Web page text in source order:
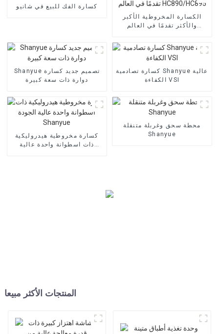
كسارة الفك للبيع في شانيو
الكسارة المخروطية الأكبر
والأكثر تقدمًا في العالم
Shanyue تصميم جديد كسارة
دوارة ذات سعة كبيرة
كسارة تصادمية Shanyue عالية
الكفاءة VSI
كسارة مخروطية هيدروليكية
ذات اسطوانة واحدة عالية
محطة سحق وغربلة متنقلة
Shanyue
المنتجات الأكثر مبيعا